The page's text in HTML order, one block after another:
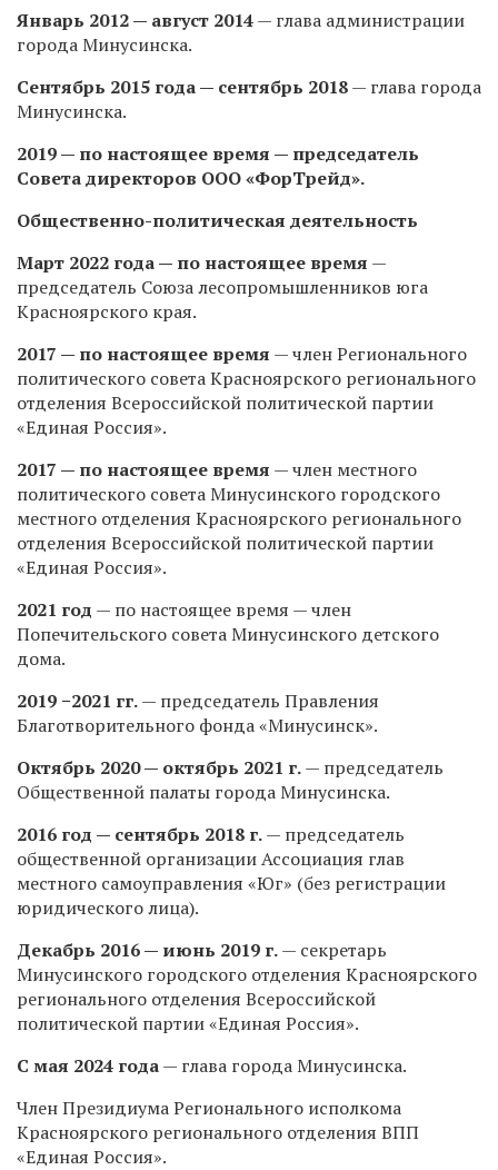
Январь 2012 — август 2014— глава администрации
города Минусинска.
Сентябрь 2015 года — сентябрь 2018— глава города
Минусинска.
2019 — по настоящее время — председатель
Совета директоров ООО «ФорТрейд».
Общественно-политическая деятельность
Март 2022 года — по настоящее время —
председатель Союза лесопромышленников юга
Красноярского края.
2017 — по настоящее время — член Регионального
политического совета Красноярского регионального
отделения Всероссийской политической партии
«Единая Россия».
2017 — по настоящее время — член местного
политического совета Минусинского городского
местного отделения Красноярского регионального
отделения Всероссийской политической партии
«Единая Россия».
2021 год — по настоящее время — член
Попечительского совета Минусинского детского
дома.
2019 −2021 гг.— председатель Правления
Благотворительного фонда «Минусинск».
Октябрь 2020 — октябрь 2021 г.— председатель
Общественной палаты города Минусинска.
2016 год — сентябрь 2018 г.— председатель
общественной организации Ассоциация глав
местного самоуправления «Юг» (без регистрации
юридического лица).
Декабрь 2016 — июнь 2019 г.— секретарь
Минусинского городского отделения Красноярского
регионального отделения Всероссийской
политической партии «Единая Россия».
С мая 2024 года— глава города Минусинска.
Член Президиума Регионального исполкома
Красноярского регионального отделения ВПП
«Единая Россия».